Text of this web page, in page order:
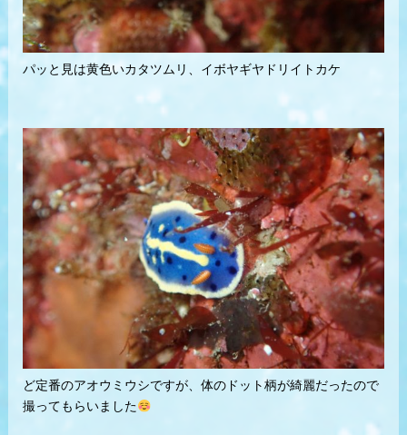
パッと見は黄色いカタツムリ、イボヤギヤドリイトカケ
ど定番のアオウミウシですが、体のドット柄が綺麗だったので
撮ってもらいました